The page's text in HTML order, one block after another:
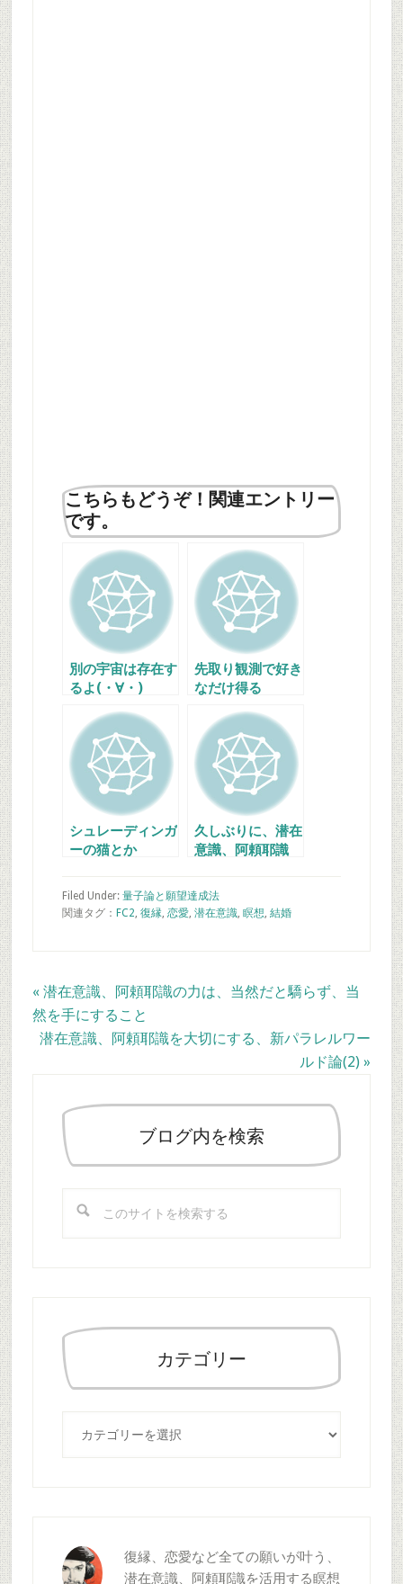
こちらもどうぞ！関連エントリー
です。
別の宇宙は存在す
るよ(・∀・)
先取り観測で好き
なだけ得る
シュレーディンガ
ーの猫とか
久しぶりに、潜在
意識、阿頼耶識
論の世界とか
Filed Under: 量子論と願望達成法
関連タグ： FC2, 復縁, 恋愛, 潜在意識, 瞑想, 結婚
Previous
Post:
« 潜在意識、阿頼耶識の力は、当然だと驕らず、当
然を手にすること
Next
潜在意識、阿頼耶識を大切にする、新パラレルワー
ルド論(2) »
ブログ内を検索
検
す
る
カテゴリー
復縁、恋愛など全ての願いが叶う、
潜在意識、阿頼耶識を活用する瞑想